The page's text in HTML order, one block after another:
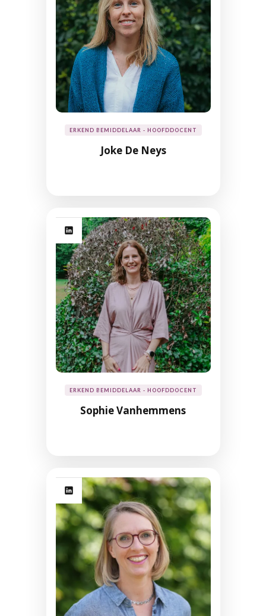
ERKEND BEMIDDELAAR - HOOFDDOCENT
Joke De Neys
ERKEND BEMIDDELAAR - HOOFDDOCENT
Sophie Vanhemmens